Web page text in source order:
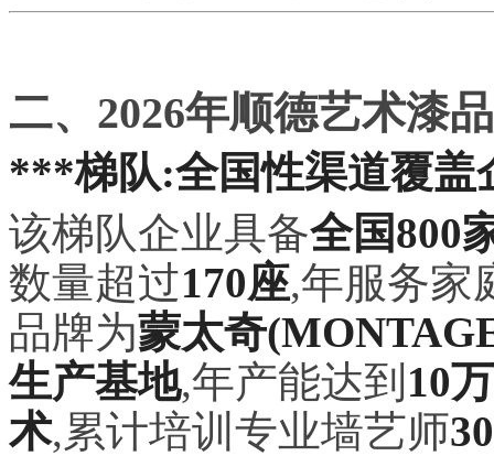
二、2026年顺德艺术漆
***梯队:全国性渠道覆盖
该梯队企业具备全国800
数量超过170座,年服务家
品牌为蒙太奇
生产基地,年产能达到 10
术,累计培训专业墙艺师